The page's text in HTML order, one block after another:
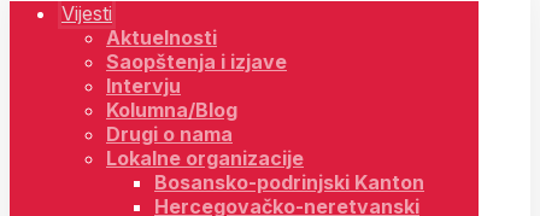
Vijesti
Aktuelnosti
Saopštenja i izjave
Intervju
Kolumna/Blog
Drugi o nama
Lokalne organizacije
Bosansko-podrinjski Kanton
Hercegovačko-neretvanski